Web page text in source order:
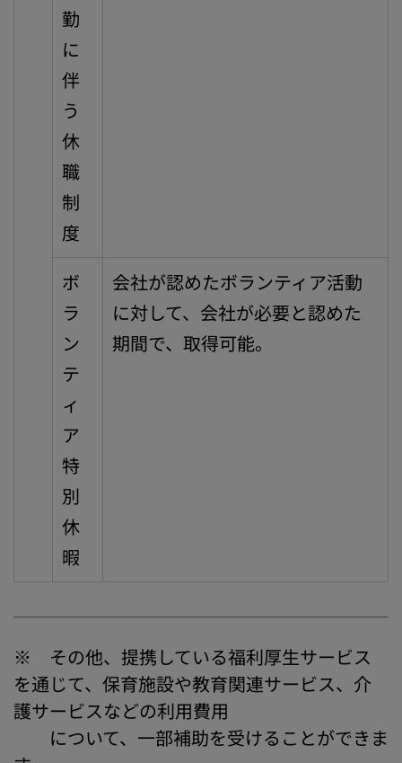
勤
に
伴
う
休
職
制
度
ボ
ラ
ン
テ
ィ
ア
特
別
休
暇
会社が認めたボランティア活動
に対して、会社が必要と認めた
期間で、取得可能。
※ その他、提携している福利厚生サービス
を通じて、保育施設や教育関連サービス、介
護サービスなどの利用費用
について、一部補助を受けることができま